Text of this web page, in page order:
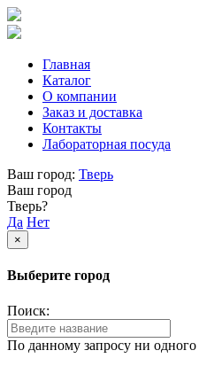
Главная
Каталог
О компании
Заказ и доставка
Контакты
Лабораторная посуда
Ваш город: Тверь
Ваш город
Тверь?
Да Нет
×
Выберите город
Поиск:
По данному запросу ни одного